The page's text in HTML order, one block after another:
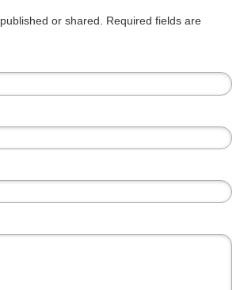
published or shared. Required fields are